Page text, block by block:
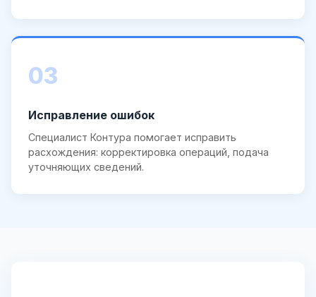
03
Исправление ошибок
Специалист Контура помогает исправить
расхождения: корректировка операций, подача
уточняющих сведений.